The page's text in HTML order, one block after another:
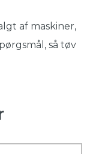
af maskiner,
så tøv